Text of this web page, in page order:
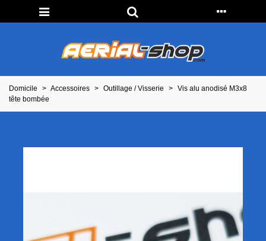
Domicile > Accessoires > Outillage / Visserie > Vis alu anodisé M3x8
tête bombée